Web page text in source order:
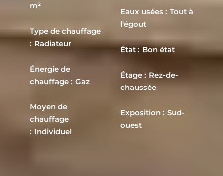
m²
Type de chauffage
Radiateur
Énergie de
chauffage
Gaz
Moyen de
chauffage
Individuel
Eaux usées
Tout à
l'égout
État Bon état
Étage
Rez-de-
chaussée
Exposition
Sud-
ouest